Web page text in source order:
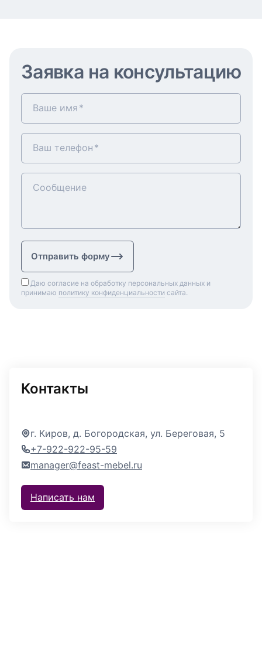
Заявка на консультацию
Ваше имя
Ваш телефон
Сообщение
Отправить форму
Даю согласие на обработку персональных данных и
принимаю политику конфиденциальности сайта.
Контакты
г. Киров, д. Богородская, ул. Береговая, 5
+7-922-922-95-59
manager@feast-mebel.ru
Написать нам